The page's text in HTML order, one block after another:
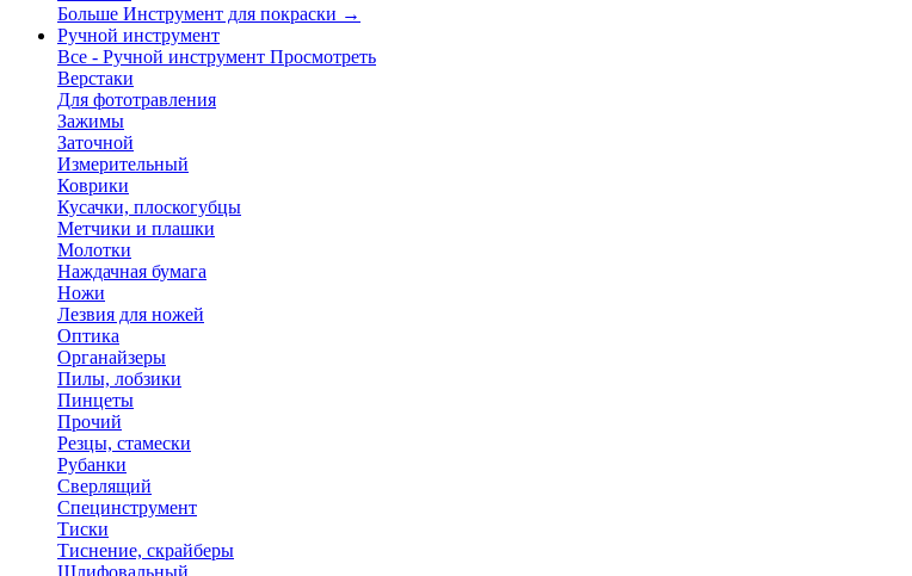
Больше Инструмент для покраски →
Ручной инструмент
Все - Ручной инструмент Просмотреть
Верстаки
Для фототравления
Зажимы
Заточной
Измерительный
Коврики
Кусачки, плоскогубцы
Метчики и плашки
Молотки
Наждачная бумага
Ножи
Лезвия для ножей
Оптика
Органайзеры
Пилы, лобзики
Пинцеты
Прочий
Резцы, стамески
Рубанки
Сверлящий
Специнструмент
Тиски
Тиснение, скрайберы
Шлифовальный